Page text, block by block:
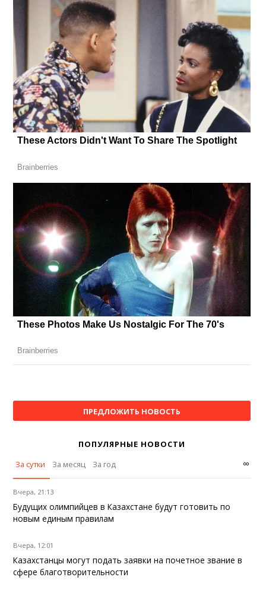
ПРЕДЛОЖИТЬ НОВОСТЬ
ПОПУЛЯРНЫЕ НОВОСТИ
За сутки
За месяц За год ∞
Вчера, 21:13
Будущих олимпийцев в Казахстане будут готовить по
новым единым правилам
Вчера, 12:01
Казахстанцы могут подать заявки на почетное звание в
сфере благотворительности